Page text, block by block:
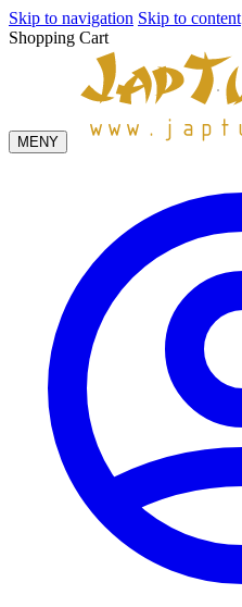
Skip to navigation Skip to content
Shopping Cart
MENY